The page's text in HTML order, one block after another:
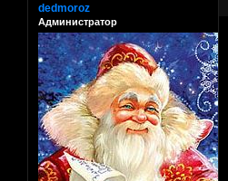
dedmoroz
Администратор